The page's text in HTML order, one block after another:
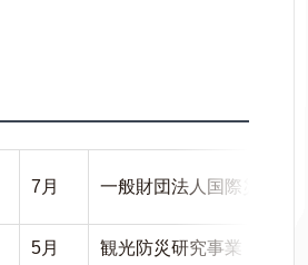
7月 一般財団法人国際災害
5月
観光防災研究事業 開始